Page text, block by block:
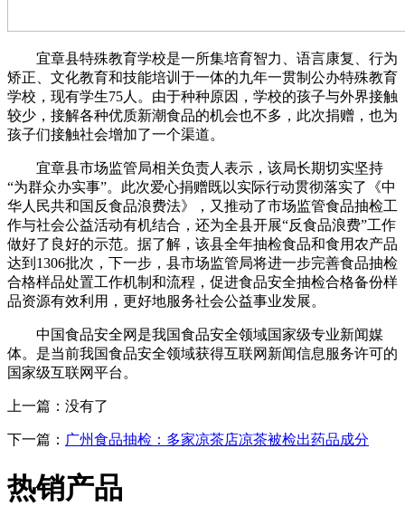
宜章县特殊教育学校是一所集培育智力、语言康复、行为
矫正、文化教育和技能培训于一体的九年一贯制公办特殊教育
学校，现有学生75人。由于种种原因，学校的孩子与外界接触
较少，接解各种优质新潮食品的机会也不多，此次捐赠，也为
孩子们接触社会增加了一个渠道。
宜章县市场监管局相关负责人表示，该局长期切实坚持
“为群众办实事”。此次爱心捐赠既以实际行动贯彻落实了《中
华人民共和国反食品浪费法》，又推动了市场监管食品抽检工
作与社会公益活动有机结合，还为全县开展“反食品浪费”工作
做好了良好的示范。据了解，该县全年抽检食品和食用农产品
达到1306批次，下一步，县市场监管局将进一步完善食品抽检
合格样品处置工作机制和流程，促进食品安全抽检合格备份样
品资源有效利用，更好地服务社会公益事业发展。
中国食品安全网是我国食品安全领域国家级专业新闻媒
体。是当前我国食品安全领域获得互联网新闻信息服务许可的
国家级互联网平台。
上一篇：没有了
下一篇： 广州食品抽检：多家凉茶店凉茶被检出药品成分
热销产品